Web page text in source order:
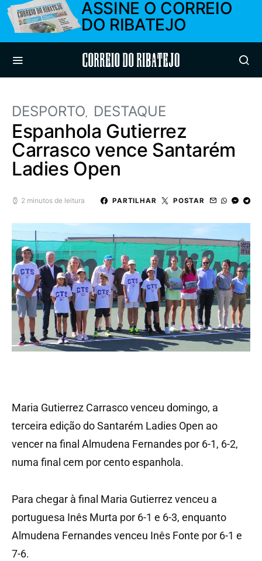
ASSINE O CORREIO
DO RIBATEJO
Correio do Ribatejo
DESPORTO DESTAQUE
Espanhola Gutierrez
Carrasco vence Santarém
Ladies Open
2 minutos de leitura PARTILHAR POSTAR
Maria Gutierrez Carrasco venceu domingo, a
terceira edição do Santarém Ladies Open ao
vencer na final Almudena Fernandes por 6-1, 6-2,
numa final cem por cento espanhola.
Para chegar à final Maria Gutierrez venceu a
portuguesa Inês Murta por 6-1 e 6-3, enquanto
Almudena Fernandes venceu Inês Fonte por 6-1 e
7-6.